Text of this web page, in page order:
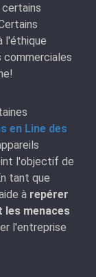
l'éthique
commerciales
en Line des
l'objectif de
tant que
à repérer
les menaces
l'entreprise